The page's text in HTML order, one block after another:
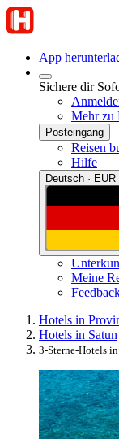
App
Sichere dir
Mehr zu
Posteingang
Reisen
Hilfe
Deutsch · EUR
Meine
Hotels in
Hotels in Satun
3-Sterne-Hotels